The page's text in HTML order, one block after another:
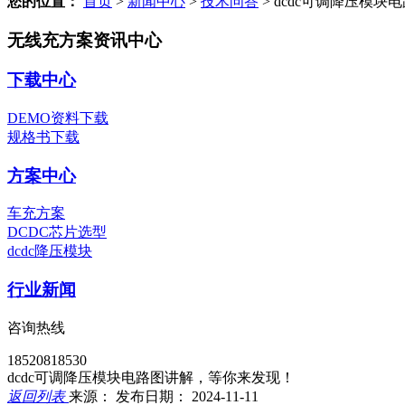
无线充方案资讯中心
下载中心
DEMO资料下载
规格书下载
方案中心
车充方案
DCDC芯片选型
dcdc降压模块
行业新闻
咨询热线
18520818530
dcdc可调降压模块电路图讲解，等你来发现！
返回列表来源： 发布日期： 2024-11-11